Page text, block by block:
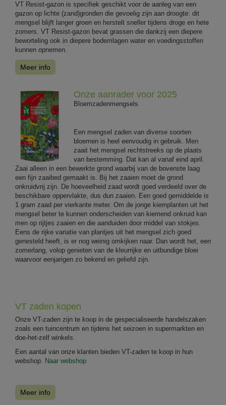
VT Resist-gazon is specifiek geschikt voor de aanleg van een
gazon op lichte (zand)gronden die gevoelig zijn aan droogte: dit
mengsel blijft langer groen en herstelt sneller tijdens droge en hete
zomers. VT Resist-gazon bevat grassen die dankzij een diepere
beworteling ook in diepere bodemlagen water en voedingsstoffen
kunnen opnemen.
Meer info
Onze aanrader voor 2025
Bloemzadenmengsels
Een mengsel zaden van diverse soorten
bloemen is heel eenvoudig in gebruik. Men
zaait het mengsel rechtstreeks op de plaats
van bestemming. Dat kan al vanaf eind april.
Zaai alleen in een bewerkte grond waarbij van de bovenste laag
een fijn zaaibed gemaakt is. Bij het zaaien moet de grond
onkruidvrij zijn. De hoeveelheid zaad wordt goed verdeeld over de
beschikbare oppervlakte, dus dun zaaien. Een goed gemiddelde is
1 gram zaad per vierkante meter. Om de jonge kiemplanten uit het
mengsel beter te kunnen onderscheiden van kiemend onkruid kan
men op rijtjes zaaien en die aanduiden door middel van stokjes.
Eens de rijke variatie van plantjes uit het mengsel zich goed
genesteld heeft, is er nog weinig omkijken naar. Dan wordt het, een
zomerlang, volop genieten van de kleurrijke en uitbundige bloei
waarvoor eenjarigen zo bekend en geliefd zijn.
VT zaden kopen
Onze VT-zaden zijn te koop in de gespecialiseerde handelszaken
zoals een tuincentrum en tijdens het seizoen in supermarkten en
doe-het-zelf winkels.
Een aantal van onze klanten bieden VT-zaden te koop in hun
webshop. Naar webshop
Meer info